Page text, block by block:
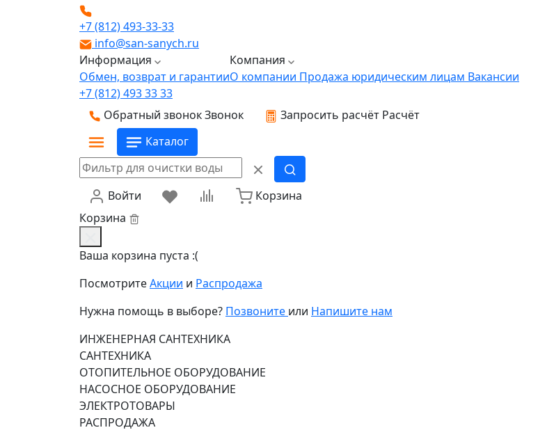
+7 (812) 493-33-33
info@san-sanych.ru
Информация
Обмен, возврат и гарантии
Компания
О компании Продажа юридическим лицам Вакансии
+7 (812) 493 33 33
Обратный звонокЗвонок Запросить расчёт Расчёт
Каталог
Войти
Корзина
Корзина
Ваша корзина пуста :(
ПосмотритеАкции и Распродажа
Нужна помощь в выборе? Позвоните или Напишите нам
ИНЖЕНЕРНАЯ САНТЕХНИКА
САНТЕХНИКА
ОТОПИТЕЛЬНОЕ ОБОРУДОВАНИЕ
НАСОСНОЕ ОБОРУДОВАНИЕ
ЭЛЕКТРОТОВАРЫ
РАСПРОДАЖА